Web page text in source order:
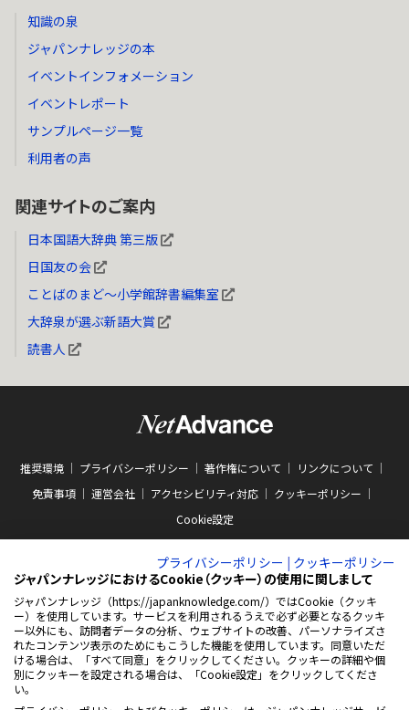
知識の泉
ジャパンナレッジの本
イベントインフォメーション
イベントレポート
サンプルページ一覧
利用者の声
関連サイトのご案内
日本国語大辞典 第三版
日国友の会
ことばのまど～小学館辞書編集室
大辞泉が選ぶ新語大賞
読書人
推奨環境 プライバシーポリシー 著作権について
リンクについて
免責事項
運営会社 アクセシビリティ対応
クッキーポリシー
Cookie設定
ABJマークは、この電子書店・電子書籍配信サービスが、著作権者からコンテン
ツ使用許諾を得た正規版配信サービスであることを示す商標（登録番号 第
10981000号）です。ABJマークの詳細、ABJマークを掲示しているサービスの一
覧はこちらをご覧ください。
AEBS 電子出版制作・流通協議会
https://aebs.or.jp/
新
い
プライバシーポリシー | クッキーポリシー
ジャパンナレッジにおけるCookie（クッキー）の使用に関しまして
ジャパンナレッジ（https://japanknowledge.com/）ではCookie（クッキ
ー）を使用しています。サービスを利用されるうえで必ず必要となるクッキ
ー以外にも、訪問者データの分析、ウェブサイトの改善、パーソナライズさ
れたコンテンツ表示のためにもこうした機能を使用しています。同意いただ
ける場合は、「すべて同意」をクリックしてください。クッキーの詳細や個
別にクッキーを設定される場合は、「Cookie設定」をクリックしてくださ
い。